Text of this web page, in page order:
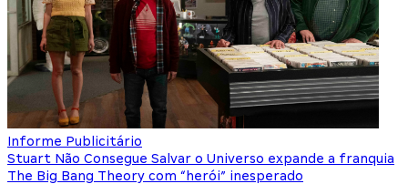
Informe Publicitário
Stuart Não Consegue Salvar o Universo expande a franquia
The Big Bang Theory com “herói” inesperado